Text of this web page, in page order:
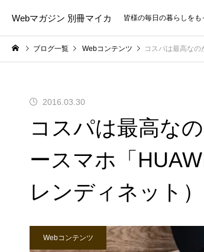
Webマガジン 別冊マイカ 皆様の毎日の暮らしをも
ブログ一覧 Webコンテンツ コスパは最高な
2016.03.30
コスパは最高な
ースマホ「
レンディネット）
Webコンテンツ